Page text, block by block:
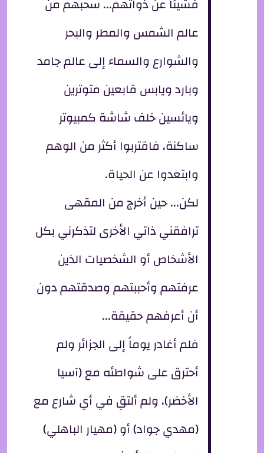
فشيئاً عن ذواتهم... سحبهم من
عالم الشمس والمطر والبحر
والشوارع والسماء إلى عالم جامد
وبارد ويابس قابعين متوترين
ويائسين خلف شاشة كمبيوتر
ساكنة، فاقتربوا أكثر من الوهم
وابتعدوا عن الحياة.
لكن... حين أخرج من المقهى
ترافقني ذاتي الأخرى لتذكرني بكل
الأشخاص أو الشخصيات الذين
عرفتهم وأحببتهم وصدقتهم دون
أن أعرفهم حقيقة...
فلم أغادر يوماً إلى الجزائر ولم
أحترق على شواطئه مع (آسيا
الأخضر)، ولم ألتقِ في أي شارع مع
(مهدي جواد) أو (مهيار الباهلي)